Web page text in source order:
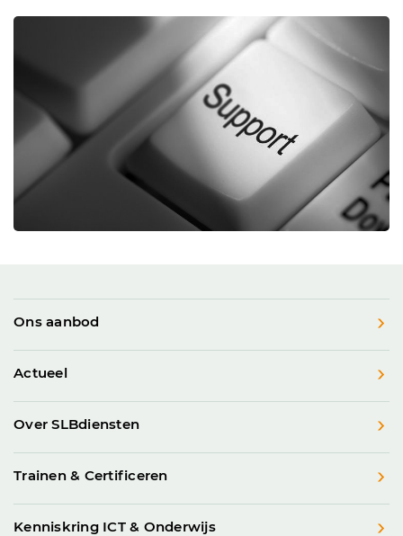
Ons aanbod
Actueel
Over SLBdiensten
Trainen & Certificeren
Kenniskring ICT & Onderwijs